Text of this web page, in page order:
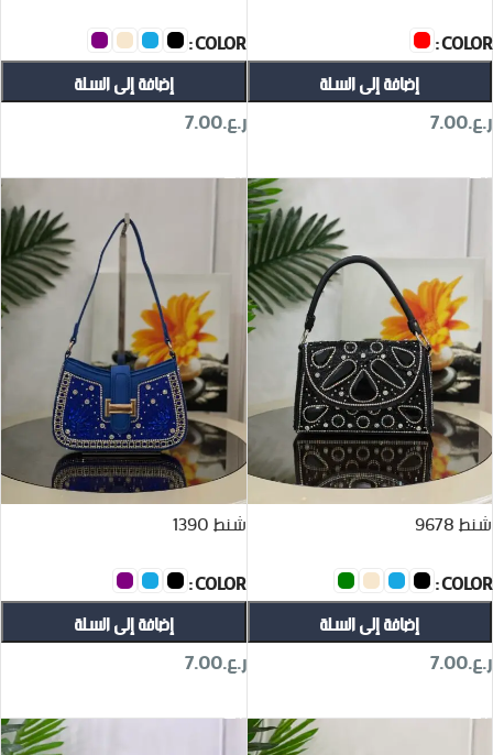
COLOR
إضافة إلى السلة
ر.ع.7.00
COLOR
إضافة إلى السلة
ر.ع.7.00
شنط 9678
COLOR
إضافة إلى السلة
ر.ع.7.00
شنط 1390
COLOR
إضافة إلى السلة
ر.ع.7.00